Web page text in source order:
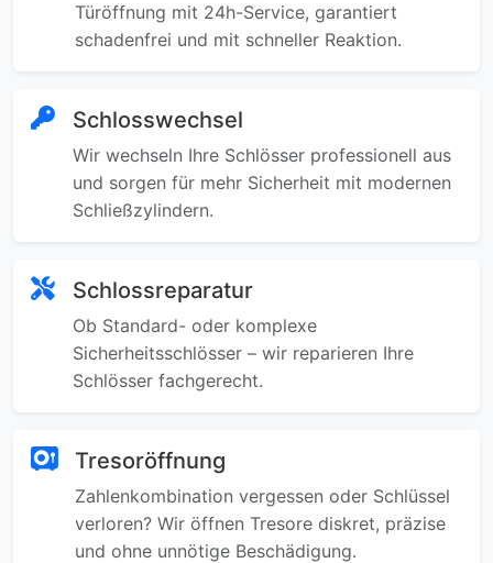
Türöffnung mit 24h-Service, garantiert
schadenfrei und mit schneller Reaktion.
Schlosswechsel
Wir wechseln Ihre Schlösser professionell aus
und sorgen für mehr Sicherheit mit modernen
Schließzylindern.
Schlossreparatur
Ob Standard- oder komplexe
Sicherheitsschlösser – wir reparieren Ihre
Schlösser fachgerecht.
Tresoröffnung
Zahlenkombination vergessen oder Schlüssel
verloren? Wir öffnen Tresore diskret, präzise
und ohne unnötige Beschädigung.